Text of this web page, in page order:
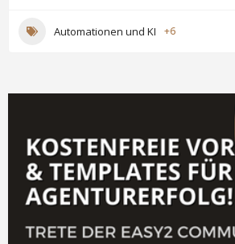
Automationen und KI +6